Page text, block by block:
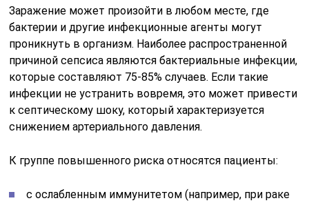
Заражение может произойти в любом месте, где
бактерии и другие инфекционные агенты могут
проникнуть в организм. Наиболее распространенной
причиной сепсиса являются бактериальные инфекции,
которые составляют 75-85% случаев. Если такие
инфекции не устранить вовремя, это может привести
к септическому шоку, который характеризуется
снижением артериального давления.
К группе повышенного риска относятся пациенты:
с ослабленным иммунитетом (например, при раке